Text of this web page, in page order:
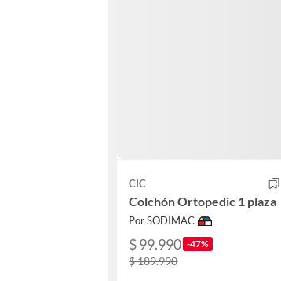
CIC
Colchón Ortopedic 1 plaza
Por SODIMAC
$ 99.990 -47%
$ 189.990